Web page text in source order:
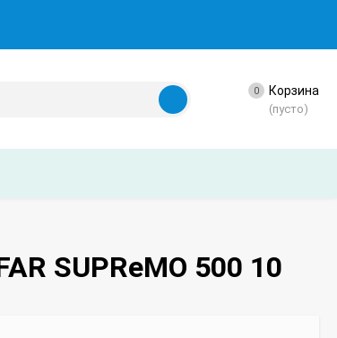
0 Корзина
(пусто)
SUPReMO 500 10